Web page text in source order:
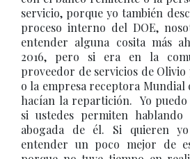
servicio, porque yo también
proceso interno del DOE,
entender alguna cosita más
2016, pero si era en la
proveedor de servicios de
o la empresa receptora Mundial
hacían la repartición. Yo
si ustedes permiten
abogada de él. Si quieren
entender un poco mejor de